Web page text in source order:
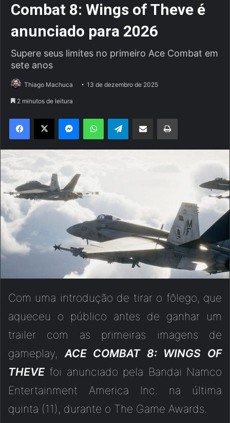
Combat 8: Wings of Theve é
anunciado para 2026
Supere seus limites no primeiro Ace Combat em
sete anos
Thiago Machuca 13 de dezembro de 2025
2 minutos de leitura
Com uma introdução de tirar o fôlego, que
aqueceu o público antes de ganhar um
trailer com as primeiras imagens de
gameplay, ACE COMBAT 8: WINGS OF
THEVE foi anunciado pela Bandai Namco
Entertainment America Inc. na última
quinta (11), durante o The Game Awards.